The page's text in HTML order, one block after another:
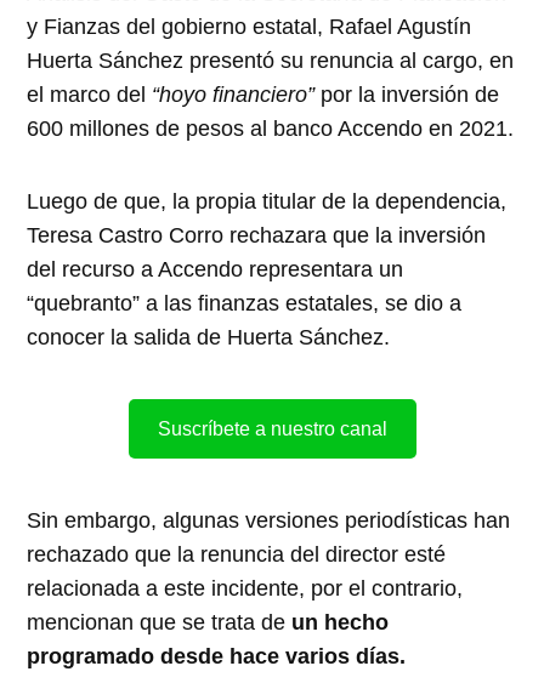
y Fianzas del gobierno estatal, Rafael Agustín
Huerta Sánchez presentó su renuncia al cargo, en
el marco del “hoyo financiero”por la inversión de
600 millones de pesos al banco Accendo en 2021.
Luego de que, la propia titular de la dependencia,
Teresa Castro Corro rechazara que la inversión
del recurso a Accendo representara un
“quebranto” a las finanzas estatales, se dio a
conocer la salida de Huerta Sánchez.
Suscríbete a nuestro canal
Sin embargo, algunas versiones periodísticas han
rechazado que la renuncia del director esté
relacionada a este incidente, por el contrario,
mencionan que se trata de un hecho
programado desde hace varios días.